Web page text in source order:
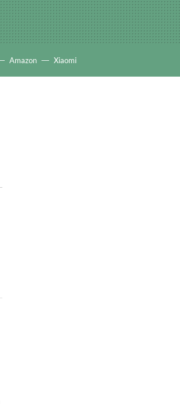
Amazon Xiaomi